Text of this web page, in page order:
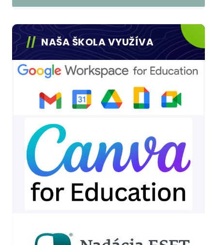
NAŠA ŠKOLA VYUŽÍVA